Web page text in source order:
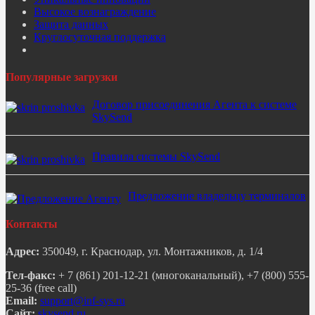
Высокое вознаграждение
Защита данных
Круглосуточная поддержка
Популярные загрузки
Договор присоединения Агента к системе
SkySend
Правила системы SkySend
Предложение владельцу терминалов
Контакты
Адрес: 350049, г. Краснодар, ул. Монтажников, д. 1/4
Тел-факс: + 7 (861) 201-12-21 (многоканальный), +7 (800) 555-
25-36 (free call)
Email: